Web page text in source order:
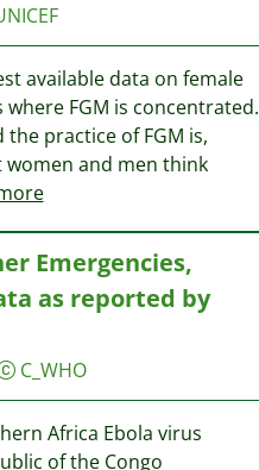
available data on female
FGM is concentrated.
practice of FGM is,
and men think
Emergencies,
as reported by
C_WHO
Africa Ebola virus
of the Congo